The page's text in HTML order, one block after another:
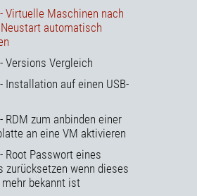
Virtuelle Maschinen nach
automatisch
Versions Vergleich
Installation auf einen USB-
RDM zum anbinden einer
an eine VM aktivieren
Root Passwort eines
zurücksetzen wenn dieses
bekannt ist